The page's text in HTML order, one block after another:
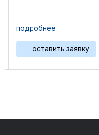
подробнее
оставить